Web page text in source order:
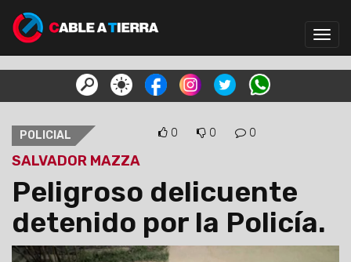
POLICIAL 0 0 0
SALVADOR MAZZA
Peligroso delicuente
detenido por la Policía.